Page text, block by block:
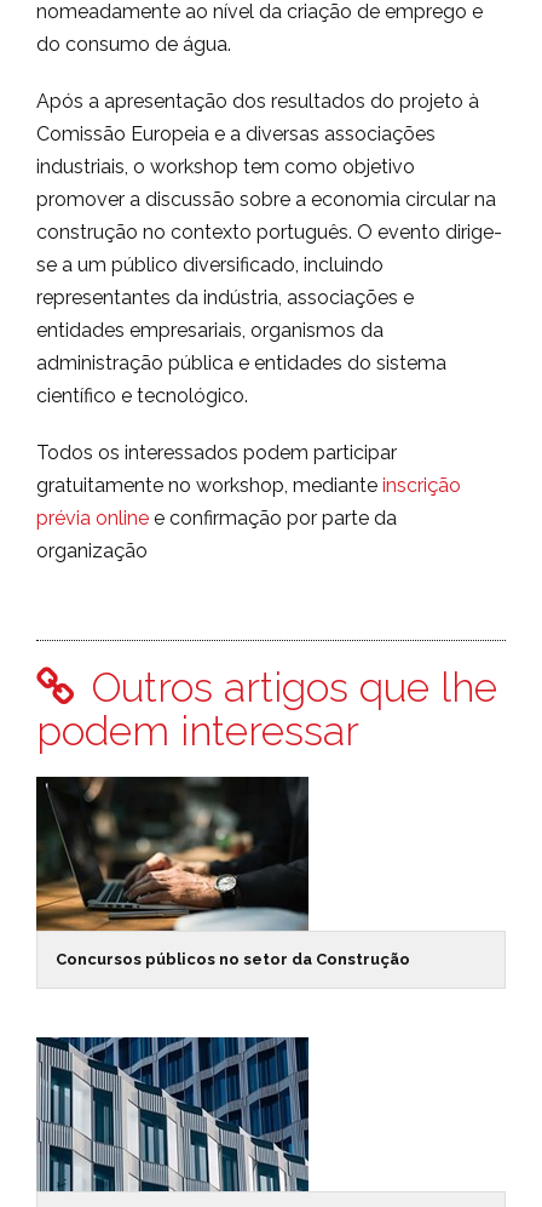
nomeadamente ao nível da criação de emprego e
do consumo de água.
Após a apresentação dos resultados do projeto à
Comissão Europeia e a diversas associações
industriais, o workshop tem como objetivo
promover a discussão sobre a economia circular na
construção no contexto português. O evento dirige-
se a um público diversificado, incluindo
representantes da indústria, associações e
entidades empresariais, organismos da
administração pública e entidades do sistema
científico e tecnológico.
Todos os interessados podem participar
gratuitamente no workshop, mediante inscrição
prévia online e confirmação por parte da
organização
Outros artigos que lhe
podem interessar
Concursos públicos no setor da Construção